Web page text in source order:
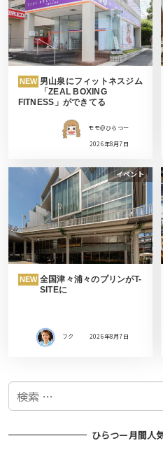
NEW 男山泉にフィットネスジム
「ZEAL BOXING
FITNESS」ができてる
モモ＠ひらつー
2026年8月7日
イベント
NEW 全国津々浦々のプリンがT-
SITEに
フク 2026年8月7日
検
ひらつー月間人